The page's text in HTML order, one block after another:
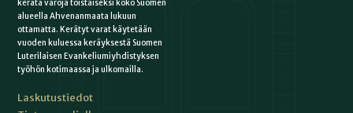
kerätä varoja toistaiseksi koko Suomen
alueella Ahvenanmaata lukuun
ottamatta. Kerätyt varat käytetään
vuoden kuluessa keräyksestä Suomen
Luterilaisen Evankeliumiyhdistyksen
työhön kotimaassa ja ulkomailla.
Laskutustiedot